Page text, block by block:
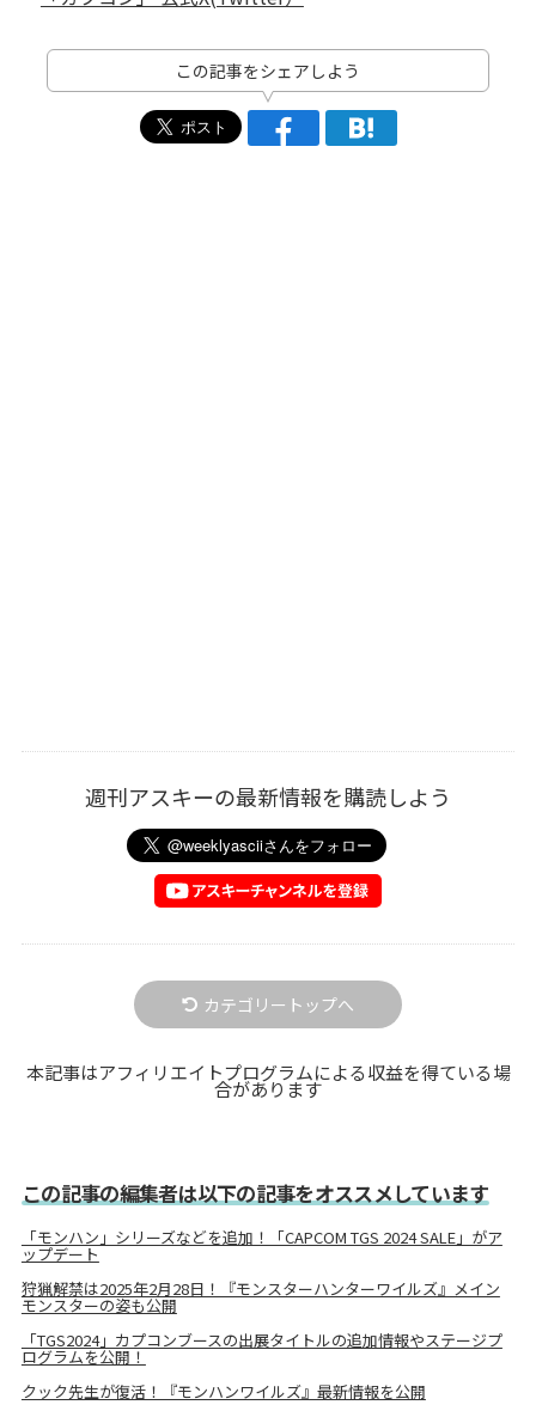
この記事をシェアしよう
週刊アスキーの最新情報を購読しよう
カテゴリートップへ
本記事はアフィリエイトプログラムによる収益を得ている場
合があります
この記事の編集者は以下の記事をオススメしています
「モンハン」シリーズなどを追加！「CAPCOM TGS 2024 SALE」がア
ップデート
狩猟解禁は2025年2月28日！『モンスターハンターワイルズ』メイン
モンスターの姿も公開
「TGS2024」カプコンブースの出展タイトルの追加情報やステージプ
ログラムを公開！
クック先生が復活！『モンハンワイルズ』最新情報を公開